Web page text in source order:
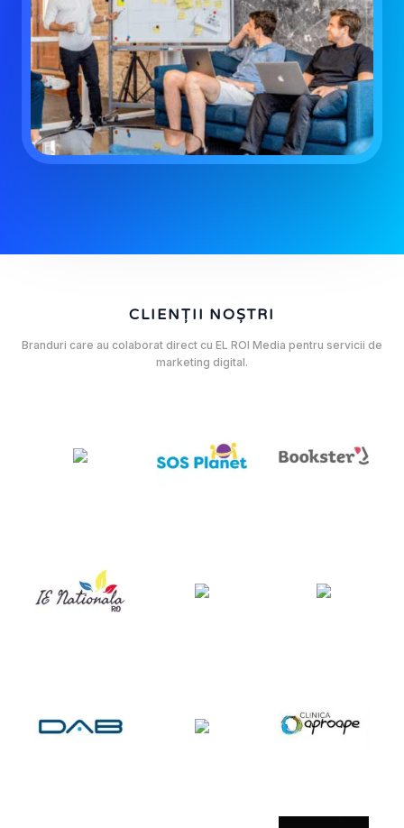
CLIENȚII NOȘTRI
Branduri care au colaborat direct cu EL ROI Media pentru servicii de
marketing digital.